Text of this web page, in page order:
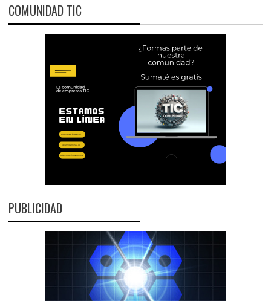
COMUNIDAD TIC
PUBLICIDAD